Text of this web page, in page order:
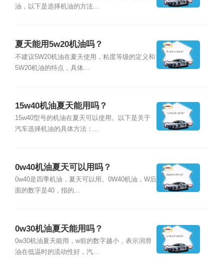
油，以下是选择机油的方法...
夏天能用5w20机油吗？
不建议5W20机油在夏天使用，粘度等级的定义和
5W20机油的特点，具体...
15w40机油夏天能用吗？
15w40型号的机油在夏天可以使用。以下是关于
汽车选择机油的具体方法：...
0w40机油夏天可以用吗？
0w40是四季机油，夏天可以用。0W40机油，W后
面的数字是40，指的...
0w30机油夏天能用吗？
0w30机油夏天能用，w前的数字越小，表示润滑
油在低温时的流动性好，汽...